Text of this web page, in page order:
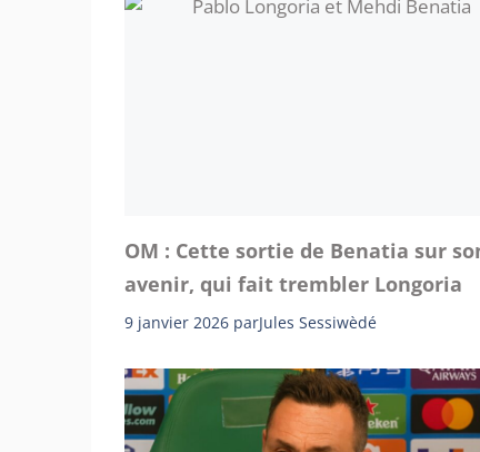
OM : Cette sortie de Benatia sur
avenir, qui fait trembler Longoria
9 janvier 2026 parJules Sessiwèdé